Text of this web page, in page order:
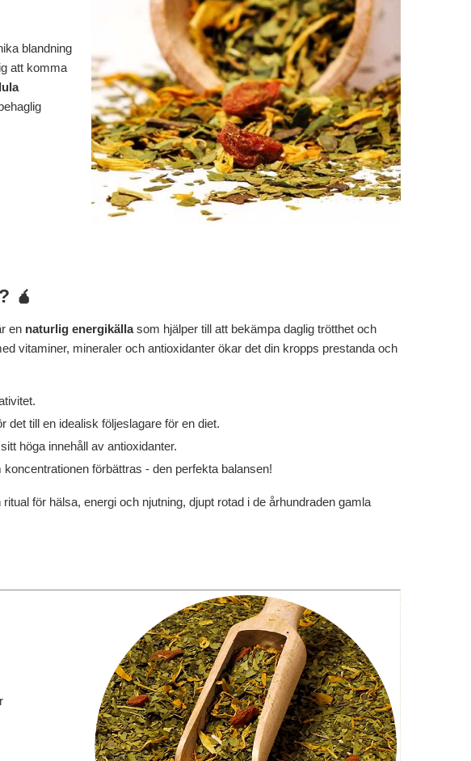
blandning
att komma
🧉
en naturlig energikällasom hjälper till att bekämpa daglig trötthet och
vitaminer, mineraler och antioxidanter ökar det din kropps prestanda och
det till en idealisk följeslagare för en diet.
höga innehåll av antioxidanter.
förbättras - den perfekta balansen!
för hälsa, energi och njutning, djupt rotad i de århundraden gamla